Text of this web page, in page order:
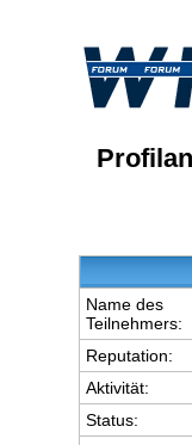
Name des
Teilnehmers:
Reputation:
Aktivität:
Status: